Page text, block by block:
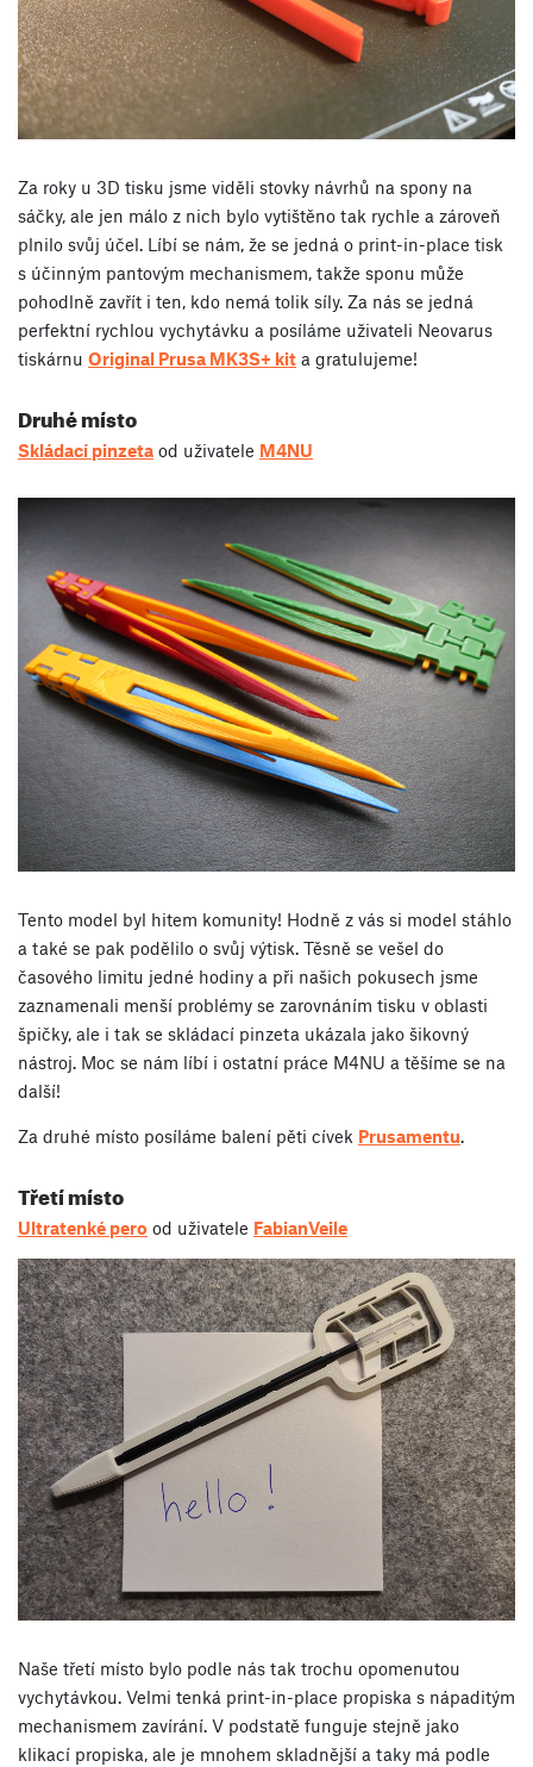
Za roky u 3D tisku jsme viděli stovky návrhů na spony na
sáčky, ale jen málo z nich bylo vytištěno tak rychle a zároveň
plnilo svůj účel. Líbí se nám, že se jedná o print-in-place tisk
s účinným pantovým mechanismem, takže sponu může
pohodlně zavřít i ten, kdo nemá tolik síly. Za nás se jedná
perfektní rychlou vychytávku a posíláme uživateli Neovarus
tiskárnu Original Prusa MK3S+ kit a gratulujeme!
Druhé místo
Skládací pinzeta od uživatele M4NU
Tento model byl hitem komunity! Hodně z vás si model stáhlo
a také se pak podělilo o svůj výtisk. Těsně se vešel do
časového limitu jedné hodiny a při našich pokusech jsme
zaznamenali menší problémy se zarovnáním tisku v oblasti
špičky, ale i tak se skládací pinzeta ukázala jako šikovný
nástroj. Moc se nám líbí i ostatní práce M4NU a těšíme se na
další!
Za druhé místo posíláme balení pěti cívek Prusamentu.
Třetí místo
Ultratenké pero od uživatele FabianVeile
Naše třetí místo bylo podle nás tak trochu opomenutou
vychytávkou. Velmi tenká print-in-place propiska s nápaditým
mechanismem zavírání. V podstatě funguje stejně jako
klikací propiska, ale je mnohem skladnější a taky má podle